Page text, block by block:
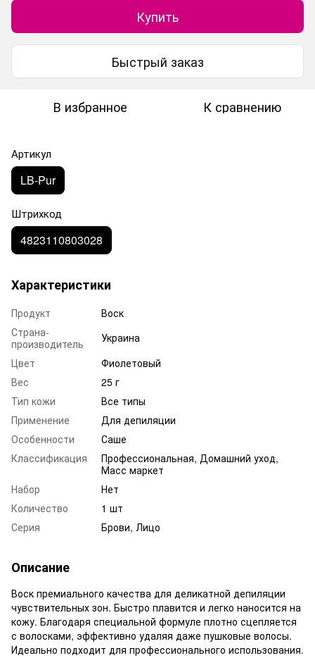
Купить
Быстрый заказ
В избранное К сравнению
Артикул
LB-Pur
Штрихкод
4823110803028
Характеристики
Продукт
Воск
Страна-
производитель
Украина
Цвет
Фиолетовый
Вес
25 г
Тип кожи
Все типы
Применение
Для депиляции
Особенности
Саше
Классификация
Профессиональная, Домашний уход,
Масс маркет
Набор
Нет
Количество
1 шт
Серия
Брови, Лицо
Описание
Воск премиального качества для деликатной депиляции
чувствительных зон. Быстро плавится и легко наносится на
кожу. Благодаря специальной формуле плотно сцепляется
с волосками, эффективно удаляя даже пушковые волосы.
Идеально подходит для профессионального использования.